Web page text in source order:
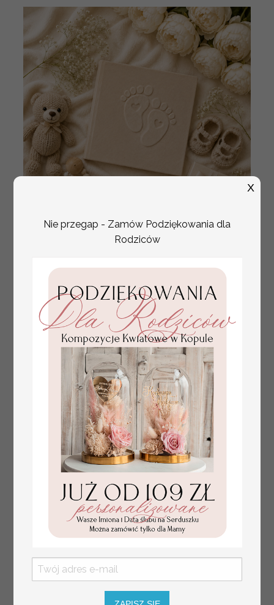
Prezent dla dziecka na narodziny
pierwszych lat życia
pudełku,
personalizowana
Nie przegap - Zamów Podziękowania dla
Rodziców
X